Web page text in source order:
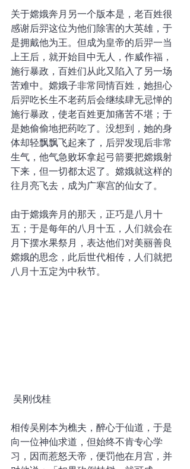
关于嫦娥奔月另一个版本是，老百姓很
感谢后羿这位为他们除害的大英雄，于
是拥戴他为王。但成为皇帝的后羿一当
上王后，就开始目中无人，作威作福，
施行暴政，百姓们从此又陷入了另一场
苦难中。嫦娥子非常同情百姓，她担心
后羿吃长生不老药后会继续肆无忌惮的
施行暴政，使老百姓更加痛苦不堪；于
是她偷偷地把药吃了。没想到，她的身
体却轻飘飘飞起来了，后羿发现后非常
生气，他气急败坏拿起弓箭要把嫦娥射
下来，但一切都太迟了。嫦娥就这样的
往月亮飞去，成为广寒宫的仙女了。
由于嫦娥奔月的那天，正巧是八月十
五；于是每年的八月十五，人们就会在
月下摆水果祭月，表达他们对美丽善良
嫦娥的思念，此后世代相传，人们就把
八月十五定为中秋节。
吴刚伐桂
相传吴刚本为樵夫，醉心于仙道，于是
向一位神仙求道，但始终不肯专心学
习，因而惹怒天帝，便罚他在月宫，并